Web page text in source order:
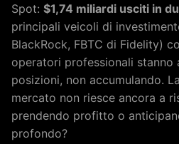
Spot: $1,74 miliardi usciti in
principali veicoli di
BlackRock, FBTC di Fidelity)
operatori professionali stanno
posizioni, non accumulando.
mercato non riesce ancora a
prendendo profitto o
profondo?